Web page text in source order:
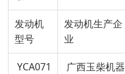
发动机
型号
发动机生产企
业
YCA071
广西玉柴机器